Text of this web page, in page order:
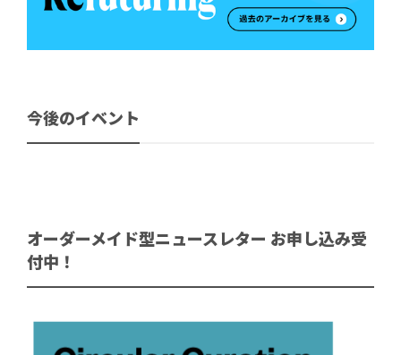
今後のイベント
オーダーメイド型ニュースレター お申し込み受
付中！